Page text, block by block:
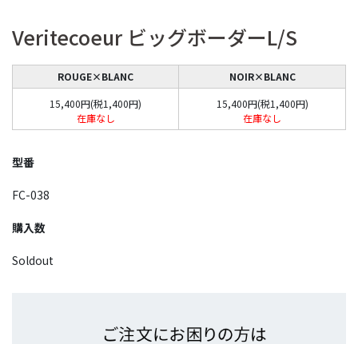
Veritecoeur ビッグボーダーL/S
ROUGE×BLANC
NOIR×BLANC
15,400円(税1,400円)
在庫なし
15,400円(税1,400円)
在庫なし
型番
FC-038
購入数
Soldout